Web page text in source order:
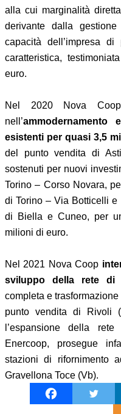
alla cui marginalità
derivante dalla
capacità dell’impresa
caratteristica,
euro.
Nel 2020 Nova
nell’ammodernamento
esistenti per quasi 3,5
del punto vendita di
sostenuti per nuovi
Torino – Corso Novara,
di Torino – Via Botticelli e
di Biella e Cuneo, per
milioni di euro.
Nel 2021 Nova Coop
sviluppo della rete di
completa e
punto vendita di Rivoli
l’espansione della
Enercoop, prosegue
stazioni di rifornimento
Gravellona Toce (Vb).